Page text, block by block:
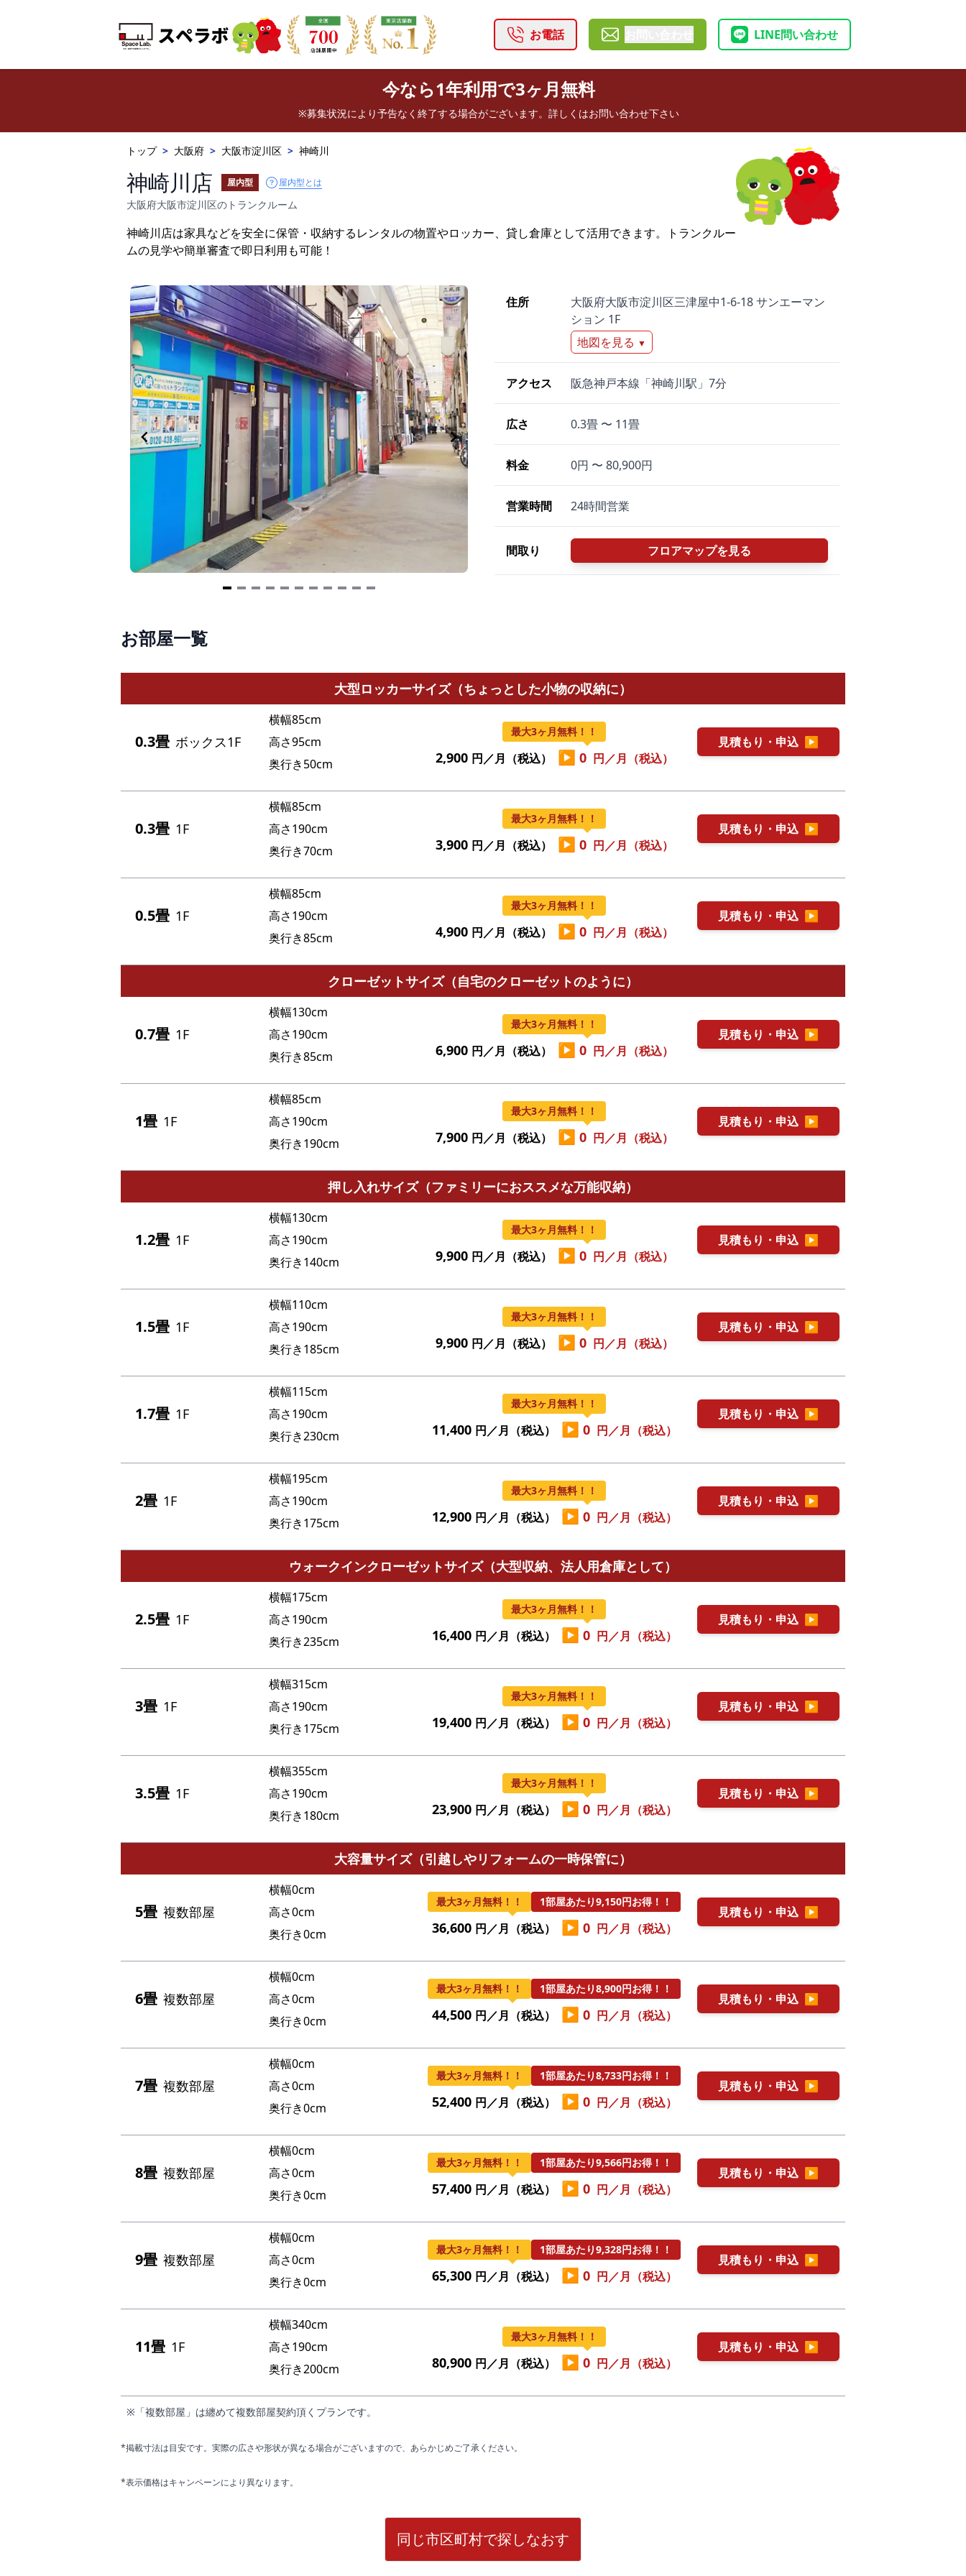
お電話 LINE問い合わせ
今なら1年利用で3ヶ月無料
※募集状況により予告なく終了する場合がございます。詳しくはお問い合わせ下さい
トップ > 大阪府 > 大阪市淀川区 > 神崎川
神崎川店 屋内型 屋内型とは
大阪府大阪市淀川区のトランクルーム
神崎川店は家具などを安全に保管・収納するレンタルの物置やロッカー、貸し倉庫として活用できます。トランクルー
ムの見学や簡単審査で即日利用も可能！
of
11
住所
大阪府大阪市淀川区三津屋中1-6-18 サンエーマン
ション 1F
地図を見る ▼
アクセス 阪急神戸本線「神崎川駅」7分
広さ 0.3畳 〜 11畳
料金 0円 〜 80,900円
営業時間 24時間営業
間取り フロアマップを見る
お部屋一覧
大型ロッカーサイズ（ちょっとした小物の収納に）
0.3畳 ボックス1F
横幅85cm
高さ95cm
奥行き50cm
最大3ヶ月無料！！
2,900 円／月（税込） ▶ 0 円／月（税込）
見積もり・申込 ▶
0.3畳 1F
横幅85cm
高さ190cm
奥行き70cm
最大3ヶ月無料！！
3,900 円／月（税込） ▶ 0 円／月（税込）
見積もり・申込 ▶
0.5畳 1F
横幅85cm
高さ190cm
奥行き85cm
最大3ヶ月無料！！
4,900 円／月（税込） ▶ 0 円／月（税込）
見積もり・申込 ▶
クローゼットサイズ（自宅のクローゼットのように）
0.7畳 1F
横幅130cm
高さ190cm
奥行き85cm
最大3ヶ月無料！！
6,900 円／月（税込） ▶ 0 円／月（税込）
見積もり・申込 ▶
1畳 1F
横幅85cm
高さ190cm
奥行き190cm
最大3ヶ月無料！！
7,900 円／月（税込） ▶ 0 円／月（税込）
見積もり・申込 ▶
押し入れサイズ（ファミリーにおススメな万能収納）
1.2畳 1F
横幅130cm
高さ190cm
奥行き140cm
最大3ヶ月無料！！
9,900 円／月（税込） ▶ 0 円／月（税込）
見積もり・申込 ▶
1.5畳 1F
横幅110cm
高さ190cm
奥行き185cm
最大3ヶ月無料！！
9,900 円／月（税込） ▶ 0 円／月（税込）
見積もり・申込 ▶
1.7畳 1F
横幅115cm
高さ190cm
奥行き230cm
最大3ヶ月無料！！
11,400 円／月（税込） ▶ 0 円／月（税込）
見積もり・申込 ▶
2畳 1F
横幅195cm
高さ190cm
奥行き175cm
最大3ヶ月無料！！
12,900 円／月（税込） ▶ 0 円／月（税込）
見積もり・申込 ▶
ウォークインクローゼットサイズ（大型収納、法人用倉庫として）
2.5畳 1F
横幅175cm
高さ190cm
奥行き235cm
最大3ヶ月無料！！
16,400 円／月（税込） ▶ 0 円／月（税込）
見積もり・申込 ▶
3畳 1F
横幅315cm
高さ190cm
奥行き175cm
最大3ヶ月無料！！
19,400 円／月（税込） ▶ 0 円／月（税込）
見積もり・申込 ▶
3.5畳 1F
横幅355cm
高さ190cm
奥行き180cm
最大3ヶ月無料！！
23,900 円／月（税込） ▶ 0 円／月（税込）
見積もり・申込 ▶
大容量サイズ（引越しやリフォームの一時保管に）
5畳 複数部屋
横幅0cm
高さ0cm
奥行き0cm
最大3ヶ月無料！！ 1部屋あたり9,150円お得！！
36,600 円／月（税込） ▶ 0 円／月（税込）
見積もり・申込 ▶
6畳 複数部屋
横幅0cm
高さ0cm
奥行き0cm
最大3ヶ月無料！！ 1部屋あたり8,900円お得！！
44,500 円／月（税込） ▶ 0 円／月（税込）
見積もり・申込 ▶
7畳 複数部屋
横幅0cm
高さ0cm
奥行き0cm
最大3ヶ月無料！！ 1部屋あたり8,733円お得！！
52,400 円／月（税込） ▶ 0 円／月（税込）
見積もり・申込 ▶
8畳 複数部屋
横幅0cm
高さ0cm
奥行き0cm
最大3ヶ月無料！！ 1部屋あたり9,566円お得！！
57,400 円／月（税込） ▶ 0 円／月（税込）
見積もり・申込 ▶
9畳 複数部屋
横幅0cm
高さ0cm
奥行き0cm
最大3ヶ月無料！！ 1部屋あたり9,328円お得！！
65,300 円／月（税込） ▶ 0 円／月（税込）
見積もり・申込 ▶
11畳 1F
横幅340cm
高さ190cm
奥行き200cm
最大3ヶ月無料！！
80,900 円／月（税込） ▶ 0 円／月（税込）
見積もり・申込 ▶
※「複数部屋」は纏めて複数部屋契約頂くプランです。
*掲載寸法は目安です。実際の広さや形状が異なる場合がございますので、あらかじめご了承ください。
*表示価格はキャンペーンにより異なります。
同じ市区町村で探しなおす